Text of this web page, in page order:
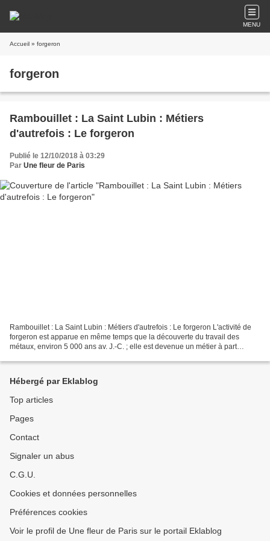
MENU
Accueil » forgeron
forgeron
Rambouillet : La Saint Lubin : Métiers
d'autrefois : Le forgeron
Publié le 12/10/2018 à 03:29
Par Une fleur de Paris
Rambouillet : La Saint Lubin : Métiers d'autrefois : Le forgeron L'activité de
forgeron est apparue en même temps que la découverte du travail des
métaux, environ 5 000 ans av. J.-C. ; elle est devenue un métier à part
Hébergé par Eklablog
Top articles
Pages
Contact
Signaler un abus
C.G.U.
Cookies et données personnelles
Préférences cookies
Voir le profil de Une fleur de Paris sur le portail Eklablog